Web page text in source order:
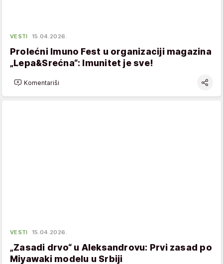
VESTI 15.04.2026.
Prolećni Imuno Fest u organizaciji magazina
„Lepa&Srećna“: Imunitet je sve!
Komentariši
VESTI 15.04.2026.
„Zasadi drvo“ u Aleksandrovu: Prvi zasad po
Miyawaki modelu u Srbiji